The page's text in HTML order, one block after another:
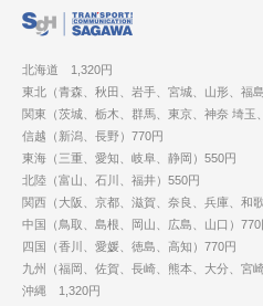
北海道 1,320円
東北（青森、秋田、岩手、宮城、山形、福
関東（茨城、栃木、群馬、東京、神奈 埼玉
信越（新潟、長野）770円
東海（三重、愛知、岐阜、静岡）550円
北陸（富山、石川、福井）550円
関西（大阪、京都、滋賀、奈良、兵庫、和
中国（鳥取、島根、岡山、広島、山口）770
四国（香川、愛媛、徳島、高知）770円
九州（福岡、佐賀、長崎、熊本、大分、宮
沖縄 1,320円